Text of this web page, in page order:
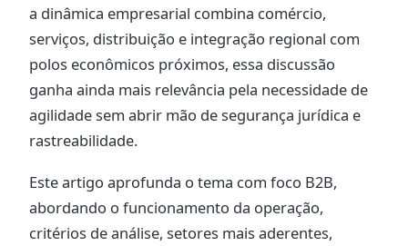
a dinâmica empresarial combina comércio,
serviços, distribuição e integração regional com
polos econômicos próximos, essa discussão
ganha ainda mais relevância pela necessidade de
agilidade sem abrir mão de segurança jurídica e
rastreabilidade.
Este artigo aprofunda o tema com foco B2B,
abordando o funcionamento da operação,
critérios de análise, setores mais aderentes,